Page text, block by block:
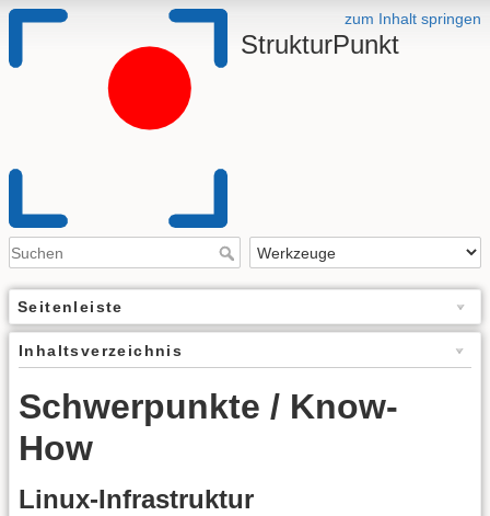
zum Inhalt springen
StrukturPunkt
Seitenleiste
Inhaltsverzeichnis
Schwerpunkte / Know-
How
Linux-Infrastruktur